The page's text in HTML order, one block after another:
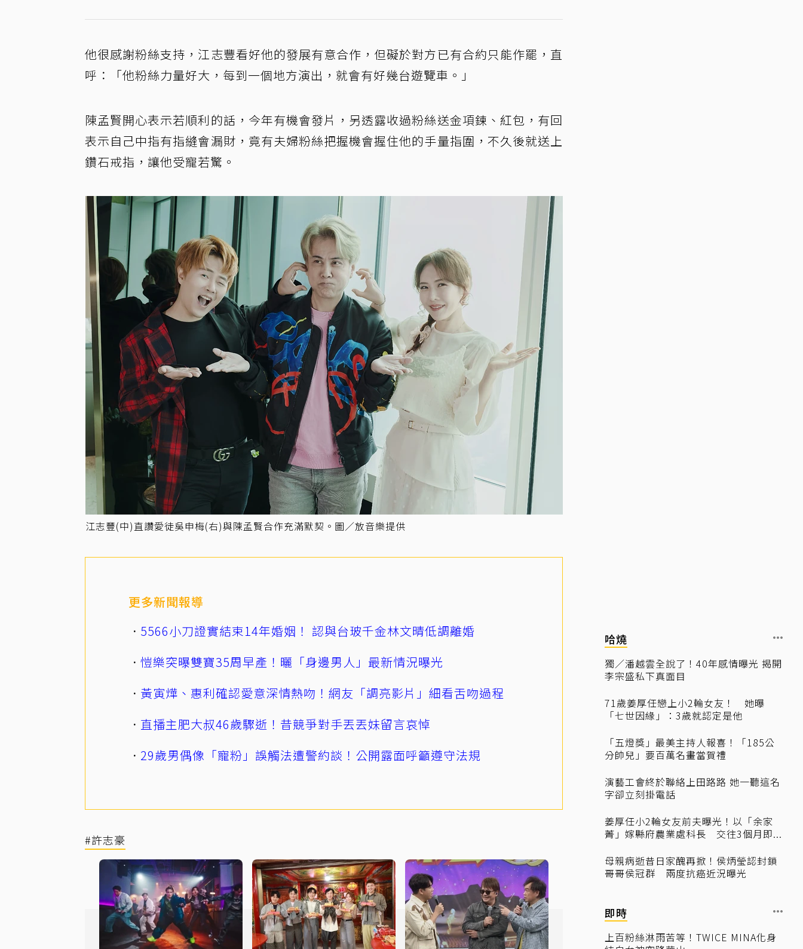
他很感謝粉絲支持，江志豐看好他的發展有意合作，但礙於對方已有合約只能作罷，直
呼：「他粉絲力量好大，每到一個地方演出，就會有好幾台遊覽車。」
陳孟賢開心表示若順利的話，今年有機會發片，另透露收過粉絲送金項鍊、紅包，有回
表示自己中指有指縫會漏財，竟有夫婦粉絲把握機會握住他的手量指圍，不久後就送上
鑽石戒指，讓他受寵若驚。
江志豐(中)直讚愛徒吳申梅(右)與陳孟賢合作充滿默契。圖／放音樂提供
更多新聞報導
5566小刀證實結束14年婚姻！ 認與台玻千金林文晴低調離婚
愷樂突曝雙寶35周早產！曬「身邊男人」最新情況曝光
黃寅燁、惠利確認愛意深情熱吻！網友「調亮影片」細看舌吻過程
直播主肥大叔46歲驟逝！昔競爭對手丟丟妹留言哀悼
29歲男偶像「寵粉」誤觸法遭警約談！公開露面呼籲遵守法規
#許志豪
哈燒
獨／潘越雲全說了！40年感情曝光 揭開
李宗盛私下真面目
71歲姜厚任戀上小2輪女友！ 她曝
「七世因緣」：3歲就認定是他
「五燈獎」最美主持人報喜！「185公
分帥兒」要百萬名畫當賀禮
演藝工會終於聯絡上田路路 她一聽這名
字卻立刻掛電話
姜厚任小2輪女友前夫曝光！以「余家
菁」嫁縣府農業處科長 交往3個月即...
母親病逝昔日家醜再掀！侯炳瑩認封鎖
哥哥侯冠群 兩度抗癌近況曝光
即時
上百粉絲淋雨苦等！TWICE MINA化身